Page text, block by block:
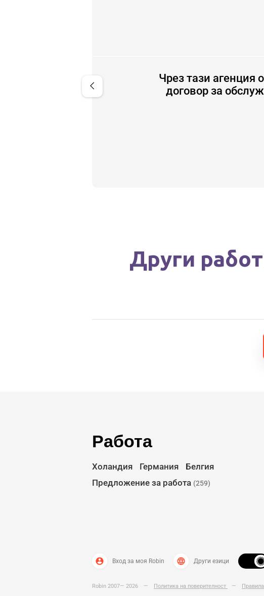
chevron_left
Чрез тази агенция
договор за
Други
Работа
Холандия Германия
Белгия
Предложение за работа (259)
account_circle Вход за моя Robin language Други езици
Robin 2007— 2026 — Политика на поверителност —